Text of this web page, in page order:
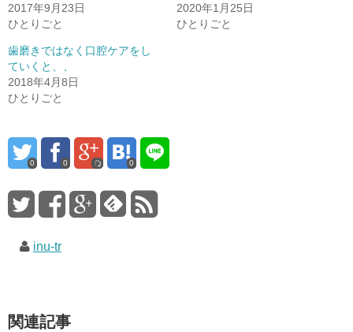
2017年9月23日
ひとりごと
2020年1月25日
ひとりごと
歯磨きではなく口腔ケアをし
ていくと、、
2018年4月8日
ひとりごと
0 0 0
inu-tr
関連記事